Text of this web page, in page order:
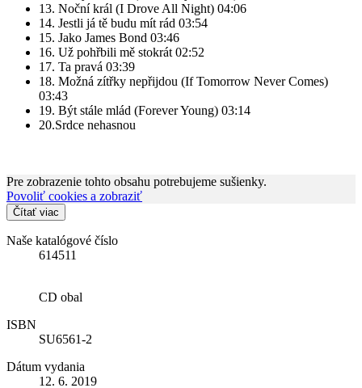
13. Noční král (I Drove All Night) 04:06
14. Jestli já tě budu mít rád 03:54
15. Jako James Bond 03:46
16. Už pohřbili mě stokrát 02:52
17. Ta pravá 03:39
18. Možná zítřky nepřijdou (If Tomorrow Never Comes)
03:43
19. Být stále mlád (Forever Young) 03:14
20.Srdce nehasnou
Pre zobrazenie tohto obsahu potrebujeme sušienky.
Povoliť cookies a zobraziť
Čítať viac
Naše katalógové číslo
614511
CD obal
ISBN
SU6561-2
Dátum vydania
12. 6. 2019